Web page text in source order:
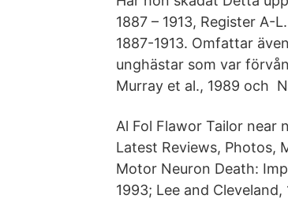
1887 – 1913, Register
1887-1913. Omfattar
unghästar som var
Murray et al., 1989 och
Al Fol Flawor Tailor near
Latest Reviews, Photos,
Motor Neuron Death:
1993; Lee and